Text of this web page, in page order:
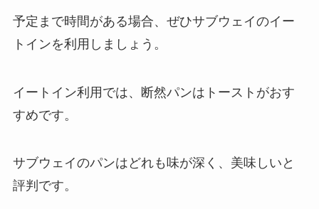
予定まで時間がある場合、ぜひサブウェイのイー
トインを利用しましょう。
イートイン利用では、断然パンはトーストがおす
すめです。
サブウェイのパンはどれも味が深く、美味しいと
評判です。